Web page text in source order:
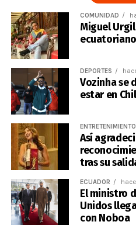
COMUNIDAD
Miguel
DEPORTES
Vozinha se
estar en
ENTRETENIMIENTO
Así
tras su
ECUADOR
El ministro
Unidos
con Noboa